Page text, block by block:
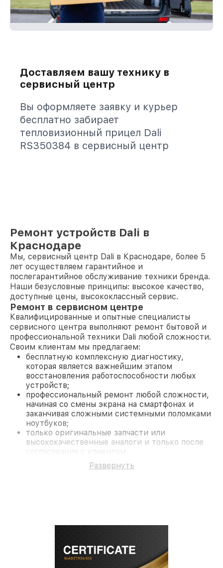
Доставляем вашу технику в
сервисный центр
Вы оформляете заявку и курьер
бесплатно забирает
тепловизионный прицел Dali
RS350384 в сервисный центр
Ремонт устройств Dali в
Краснодаре
Мы, сервисный центр Dali в Краснодаре, более 5
лет осуществляем гарантийное и
послегарантийное обслуживание техники бренда.
Наши безусловные принципы: высокое качество,
доступные цены, высококлассный сервис.
Ремонт в сервисном центре
Квалифицированные и опытные специалисты
сервисного центра выполняют ремонт бытовой и
профессиональной техники Dali любой сложности.
Своим клиентам мы предлагаем:
бесплатную комплексную диагностику,
которая является важнейшим этапом
восстановления работоспособности любых
устройств;
профессиональный ремонт любой сложности,
начиная со смены экрана на смартфонах и
заканчивая сложными системными поломками
ноутбуков;
только оригинальные запчасти или
высококачественные аналоги и только после
согласования с клиентом.
На все работы и замененные комплектующие
предоставляется длительная гарантия. В случае
современное оборудование и
лицензированное ПО в ремонтно-
Развернуть